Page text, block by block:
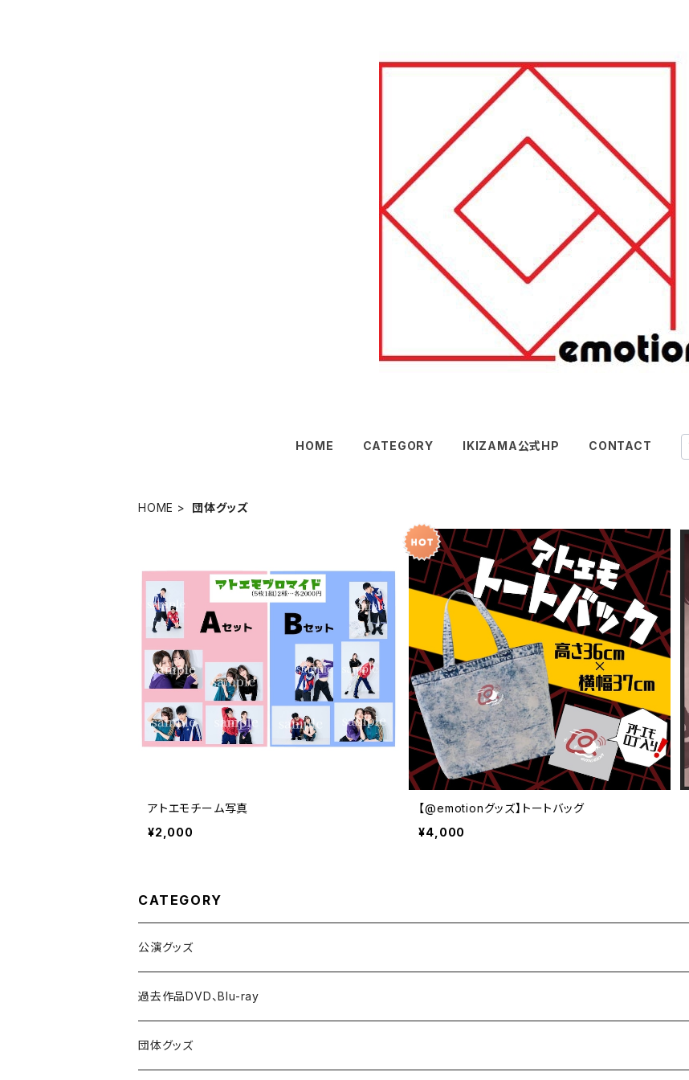
HOME CATEGORY IKIZAMA公式HP CONTACT
HOME 団体グッズ
アトエモチーム写真
¥2,000
【@emotionグッズ】トートバッグ
¥4,000
CATEGORY
公演グッズ
過去作品DVD、Blu-ray
団体グッズ